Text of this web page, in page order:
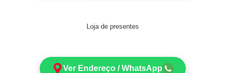
Loja de presentes
Ver Endereço / WhatsApp